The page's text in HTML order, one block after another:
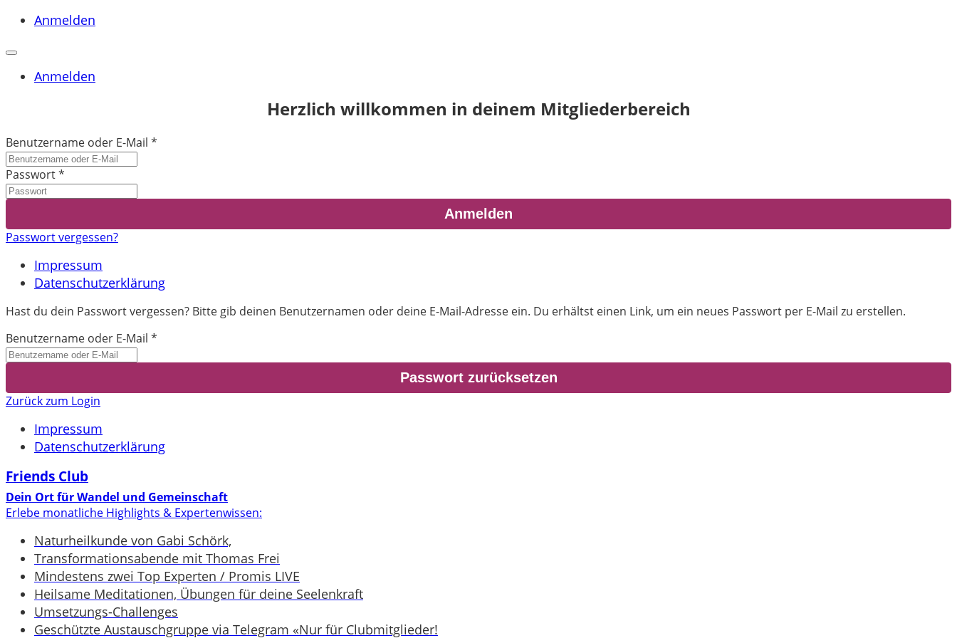
Anmelden
Anmelden
Herzlich willkommen in deinem Mitgliederbereich
Benutzername oder E-Mail *
Passwort*
Passwort vergessen?
Impressum
Datenschutzerklärung
Hast du dein Passwort vergessen? Bitte gib deinen Benutzernamen oder deine E-Mail-Adresse ein. Du erhältst einen Link, um ein neues Passwort per E-Mail zu erstellen.
Benutzername oder E-Mail *
Zurück zum Login
Impressum
Datenschutzerklärung
Friends Club
Dein Ort für Wandel und Gemeinschaft
Erlebe monatliche Highlights & Expertenwissen:
Naturheilkunde von Gabi Schörk,
Transformationsabende mit Thomas Frei
Mindestens zwei Top Experten / Promis LIVE
Heilsame Meditationen, Übungen für deine Seelenkraft
Umsetzungs-Challenges
Geschützte Austauschgruppe via Telegram «Nur für Clubmitglieder!